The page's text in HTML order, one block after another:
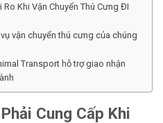
Ro Khi Vận Chuyển Thú Cưng ĐI
vận chuyển thú cưng của chúng
Transport hỗ trợ giao nhận
Cung Cấp Khi